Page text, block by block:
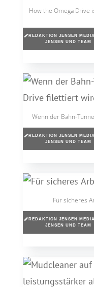
How the Omega Drive
REDAKTION JENSEN
JENSEN UND TEAM
Wenn der Bahn-
REDAKTION JENSEN
JENSEN UND TEAM
Für sicheres
REDAKTION JENSEN
JENSEN UND TEAM